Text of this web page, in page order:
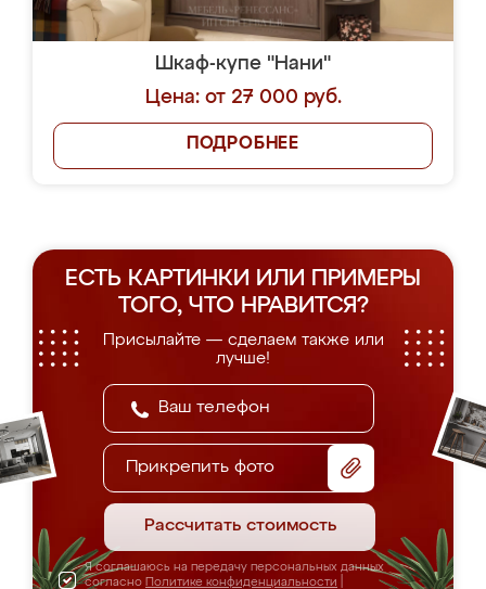
Шкаф-купе "Нани"
Цена: от 27 000 руб.
ПОДРОБНЕЕ
ЕСТЬ КАРТИНКИ ИЛИ ПРИМЕРЫ
ТОГО, ЧТО НРАВИТСЯ?
Присылайте — сделаем также или
лучше!
Прикрепить фото
Рассчитать стоимость
Я соглашаюсь на передачу персональных данных
согласно Политике конфиденциальности